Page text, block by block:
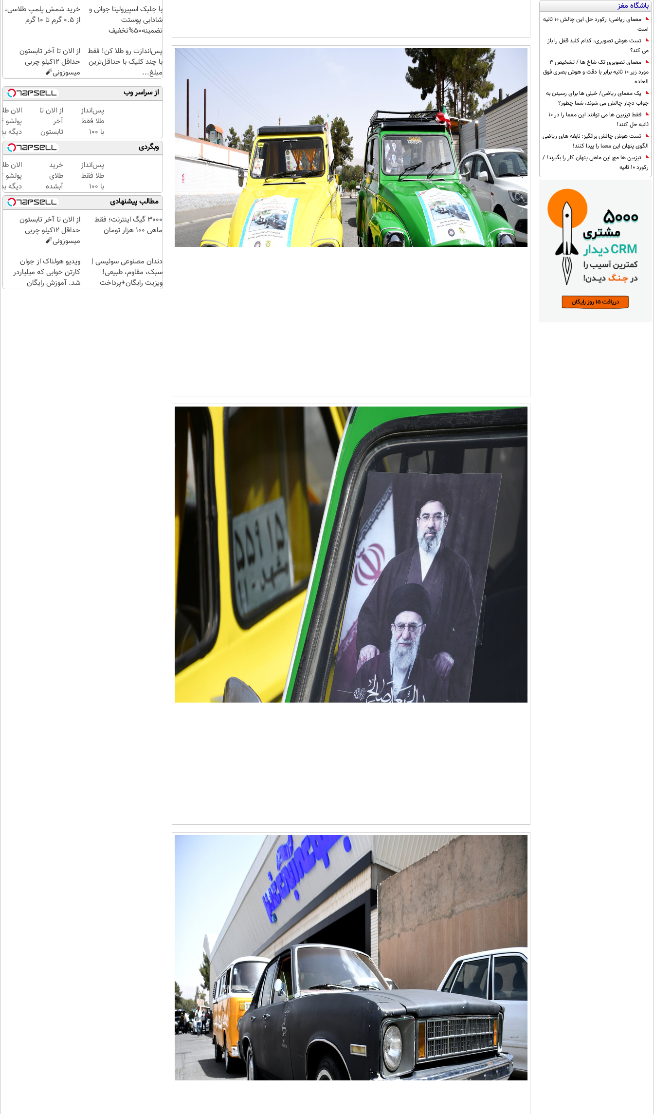
باشگاه مغز
معمای ریاضی؛ رکورد حل این چالش 10 ثانیه
است
تست هوش تصویری: کدام کلید قفل را باز
می کند؟
معمای تصویری تک شاخ ها / تشخیص 3
مورد زیر 10 ثانیه برابر با دقت و هوش بصری فوق
العاده
یک معمای ریاضی/ خیلی ها برای رسیدن به
جواب دچار چالش می شوند، شما چطور؟
فقط تیزبین ها می توانند این معما را در 10
ثانیه حل کنند!
تست هوش چالش برانگیز: نابغه های ریاضی
الگوی پنهان این معما را پیدا کنند!
تیزبین ها مچ این ماهی پنهان کار را بگیرند! /
رکورد 10 ثانیه
با جلبک اسپیرولینا جوانی و
شادابی پوستت
تضمینه50%تخفیف
خرید شمش پلمپ طلاسی،
از ۰.۵ گرم تا ۱۰ گرم
پس‌اندازت رو طلا کن! فقط
با چند کلیک با حداقل‌ترین
مبلغ...
از الان تا آخر تابستون
حداقل 12کیلو چربی
میسوزونی🧨
از سراسر وب
پس‌انداز
طلا فقط
با ۱۰۰
هزارتومان
(امن و
راحت)
از الان تا
آخر
تابستون
حداقل
12کیلو
چربی
میسوزونی
🧨
الان
دیگه
طلا با
بی‌بهره
وبگردی
پس‌انداز
طلا فقط
با ۱۰۰
هزارتومان
(امن و
راحت)
خرید
طلای
آبشده
حتی با
۱۰۰هزارتومان
الان
دیگه
طلا با
بی‌بهره
مطالب پیشنهادی
3000 گیگ اینترنت؛ فقط
ماهی 100 هزار تومان
از الان تا آخر تابستون
حداقل 12کیلو چربی
میسوزونی🧨
دندان مصنوعی سوئیسی |
سبک، مقاوم، طبیعی!
ویزیت رایگان+پرداخت
ویدیو هولناک از جوان
کارتن خوابی که میلیاردر
شد. آموزش رایگان